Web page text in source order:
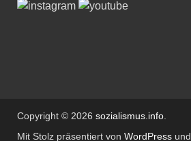
Copyright © 2026 sozialismus.info.
Mit Stolz präsentiert von WordPress und